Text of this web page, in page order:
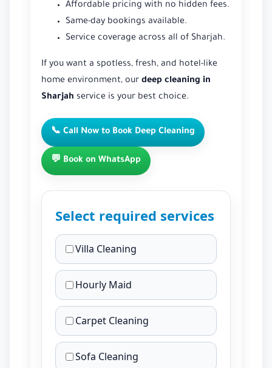
Affordable pricing with no hidden fees.
Same-day bookings available.
Service coverage across all of Sharjah.
If you want a spotless, fresh, and hotel-like
home environment, our deep cleaning in
Sharjah service is your best choice.
📞 Call Now to Book Deep Cleaning
💬 Book on WhatsApp
Select required services
Villa Cleaning
Hourly Maid
Carpet Cleaning
Sofa Cleaning